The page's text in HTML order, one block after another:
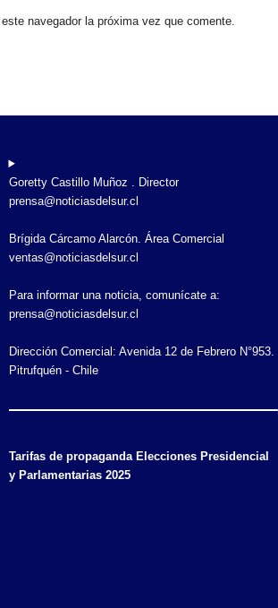
navegador la próxima vez que comente.
Goretty Castillo Muñoz . Director
prensa@noticiasdelsur.cl
Brígida Cárcamo Alarcón. Área Comercial
ventas@noticiasdelsur.cl
Para informar una noticia, comunícate a:
prensa@noticiasdelsur.cl
Dirección Comercial: Avenida 12 de Febrero N°953.
Pitrufquén - Chile
Tarifas de propaganda Elecciones Presidencial
y Parlamentarias 2025